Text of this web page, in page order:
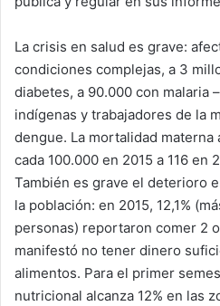
La crisis en salud es grave:
condiciones complejas, a 3
diabetes, a 90.000 con malaria
indígenas y trabajadores de la
dengue. La mortalidad
cada 100.000 en 2015 a 116 en
También es grave el deterioro
la población: en 2015, 12,1%
personas) reportaron comer 2
manifestó no tener dinero
alimentos. Para el primer
nutricional alcanza 12% en las